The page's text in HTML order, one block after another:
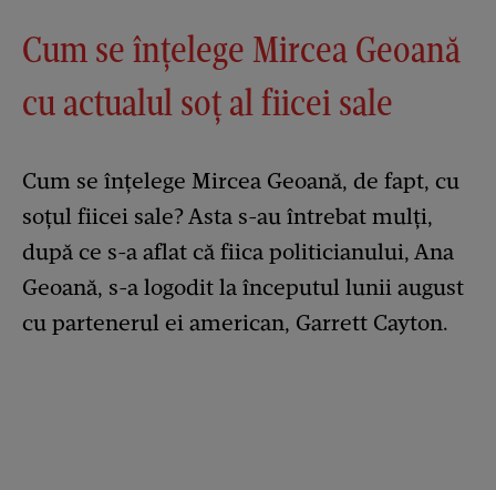
Cum se înțelege Mircea Geoană
cu actualul soț al fiicei sale
Cum se înțelege Mircea Geoană, de fapt, cu
soțul fiicei sale? Asta s-au întrebat mulți,
după ce s-a aflat că fiica politicianului, Ana
Geoană, s-a logodit la începutul lunii august
cu partenerul ei american, Garrett Cayton.